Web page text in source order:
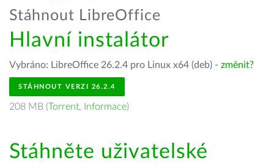
Stáhnout LibreOffice
Hlavní instalátor
Vybráno: LibreOffice 26.2.4 pro Linux x64 (deb) - změnit?
STÁHNOUT VERZI 26.2.4
208 MB (Torrent, Informace)
Stáhněte uživatelské